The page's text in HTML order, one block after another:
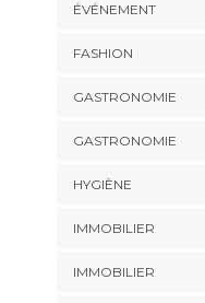
ÉVÉNEMENT
FASHION
GASTRONOMIE
GASTRONOMIE
HYGIÈNE
IMMOBILIER
IMMOBILIER